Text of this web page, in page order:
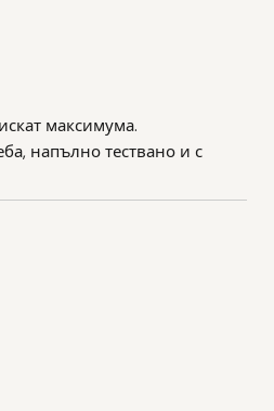
максимума.
напълно тествано и с